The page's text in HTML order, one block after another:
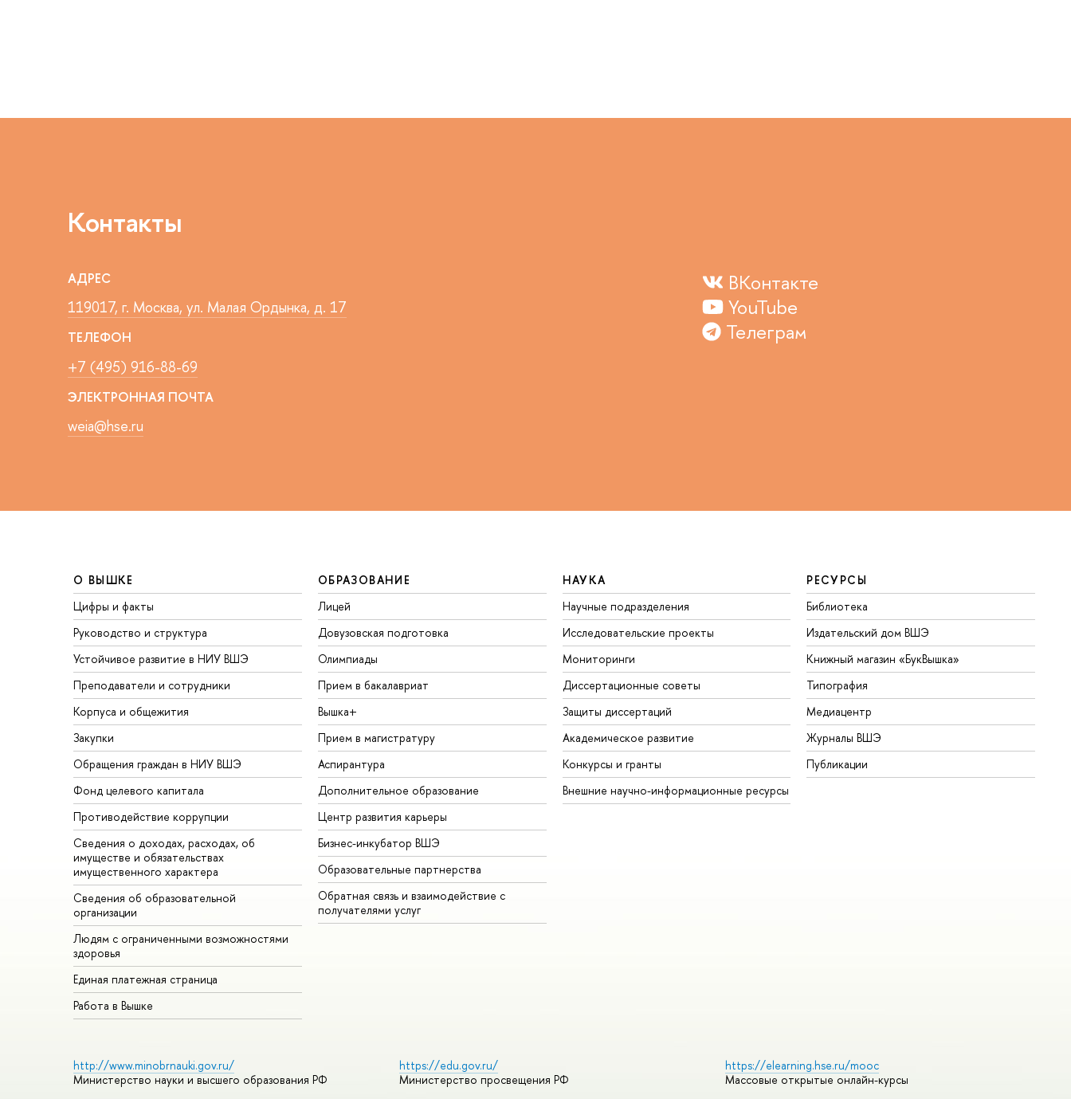
Контакты
АДРЕС
119017, г. Москва, ул. Малая Ордынка, д. 17
ТЕЛЕФОН
+7 (495) 916-88-69
ЭЛЕКТРОННАЯ ПОЧТА
weia@hse.ru
ВКонтакте
YouTube
Телеграм
О ВЫШКЕ
Цифры и факты
Руководство и структура
Устойчивое развитие в НИУ ВШЭ
Преподаватели и сотрудники
Корпуса и общежития
Закупки
Обращения граждан в НИУ ВШЭ
Фонд целевого капитала
Противодействие коррупции
Сведения о доходах, расходах, об
имуществе и обязательствах
имущественного характера
Сведения об образовательной
организации
Людям с ограниченными возможностями
здоровья
Единая платежная страница
Работа в Вышке
ОБРАЗОВАНИЕ
Лицей
Довузовская подготовка
Олимпиады
Прием в бакалавриат
Вышка+
Прием в магистратуру
Аспирантура
Дополнительное образование
Центр развития карьеры
Бизнес-инкубатор ВШЭ
Образовательные партнерства
Обратная связь и взаимодействие с
получателями услуг
НАУКА
Научные подразделения
Исследовательские проекты
Мониторинги
Диссертационные советы
Защиты диссертаций
Академическое развитие
Конкурсы и гранты
Внешние научно-информационные ресурсы
РЕСУРСЫ
Библиотека
Издательский дом ВШЭ
Книжный магазин «БукВышка»
Типография
Медиацентр
Журналы ВШЭ
Публикации
http://www.minobrnauki.gov.ru/
Министерство науки и высшего образования РФ
https://edu.gov.ru/
Министерство просвещения РФ
https://elearning.hse.ru/mooc
Массовые открытые онлайн-курсы